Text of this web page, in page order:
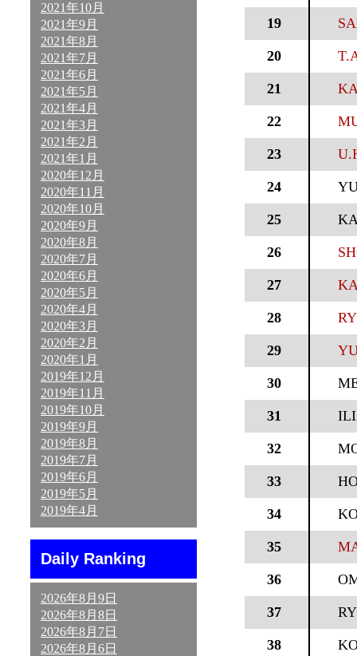
2021年10月
2021年9月
2021年8月
2021年7月
2021年6月
2021年5月
2021年4月
2021年3月
2021年2月
2021年1月
2020年12月
2020年11月
2020年10月
2020年9月
2020年8月
2020年7月
2020年6月
2020年5月
2020年4月
2020年3月
2020年2月
2020年1月
2019年12月
2019年11月
2019年10月
2019年9月
2019年8月
2019年7月
2019年6月
2019年5月
2019年4月
Daily Ranking
2026年8月9日
2026年8月8日
2026年8月7日
2026年8月6日
19
20
21
22
23
24
25
26
27
28
29
30
31
32
33
34
35
36
37
38